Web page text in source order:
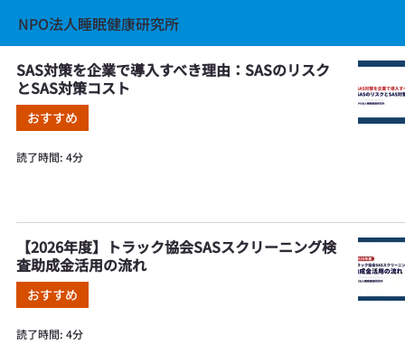
NPO法人睡眠健康研究所
SAS対策を企業で導入すべき理由：SASのリスク
とSAS対策コスト
おすすめ
読了時間: 4分
【2026年度】トラック協会SASスクリーニング検
査助成金活用の流れ
おすすめ
読了時間: 4分